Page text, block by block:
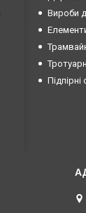
Вироби